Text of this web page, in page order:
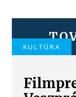
KULTÚRA